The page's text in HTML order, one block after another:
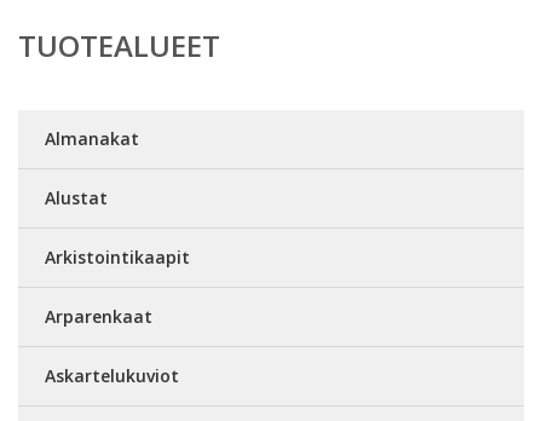
TUOTEALUEET
Almanakat
Alustat
Arkistointikaapit
Arparenkaat
Askartelukuviot